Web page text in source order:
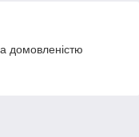
домовленістю